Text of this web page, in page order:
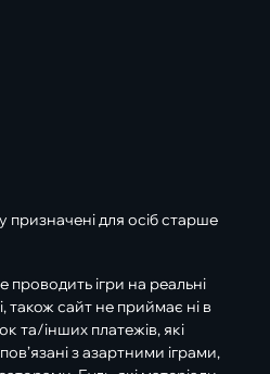
призначені для осіб старше
ігри на реальні
також сайт не приймає ні в
та/інших платежів, які
з азартними іграми,